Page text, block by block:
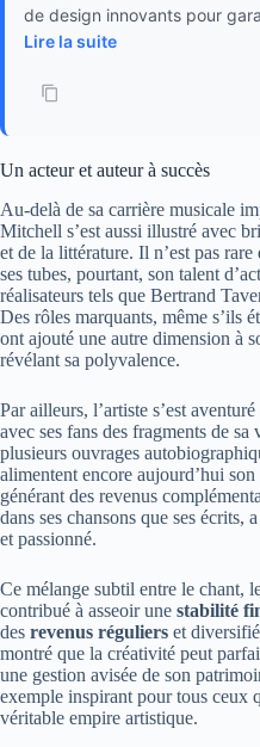
de design innovants pour
Lire la suite
Un acteur et auteur à succès
Au-delà de sa carrière musicale
Mitchell s’est aussi illustré avec
et de la littérature. Il n’est pas rare
ses tubes, pourtant, son talent
réalisateurs tels que Bertrand
Des rôles marquants, même s’ils
ont ajouté une autre dimension à
révélant sa polyvalence.
Par ailleurs, l’artiste s’est
avec ses fans des fragments de sa
plusieurs ouvrages
alimentent encore aujourd’hui
générant des revenus
dans ses chansons que ses
et passionné.
Ce mélange subtil entre le chant,
contribué à asseoir une stabilité
des revenus réguliers et
montré que la créativité peut
une gestion avisée de son
exemple inspirant pour tous ceux
véritable empire artistique.